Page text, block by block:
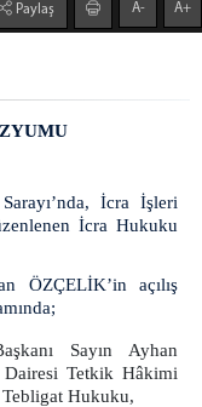
Paylaş A- A+
İcra İşleri
İcra Hukuku
ÖZÇELİK’in açılış
Sayın Ayhan
Tetkik Hâkimi
Tebligat Hukuku,